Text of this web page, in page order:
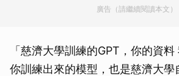
廣告（請繼續閱讀本文）
「慈濟大學訓練的GPT，你的資料
你訓練出來的模型，也是慈濟大學